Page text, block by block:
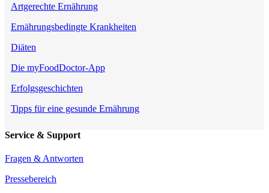
Artgerechte Ernährung
Ernährungsbedingte Krankheiten
Diäten
Die myFoodDoctor-App
Erfolgsgeschichten
Tipps für eine gesunde Ernährung
Service & Support
Fragen & Antworten
Pressebereich